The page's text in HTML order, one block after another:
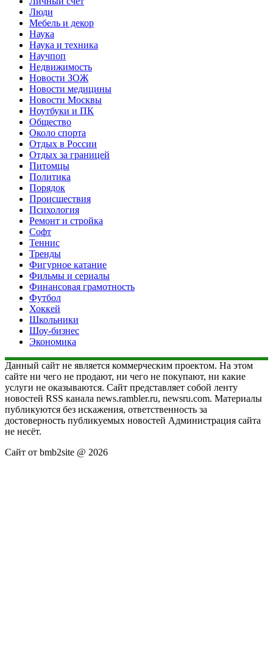
Люди
Мебель и декор
Наука
Наука и техника
Научпоп
Недвижимость
Новости ЗОЖ
Новости медицины
Новости Москвы
Ноутбуки и ПК
Общество
Около спорта
Отдых в России
Отдых за границей
Питомцы
Политика
Порядок
Происшествия
Психология
Ремонт и стройка
Софт
Теннис
Тренды
Фигурное катание
Фильмы и сериалы
Финансовая грамотность
Футбол
Хоккей
Школьники
Шоу-бизнес
Экономика
Данный сайт не является коммерческим проектом. На этом
сайте ни чего не продают, ни чего не покупают, ни какие
услуги не оказываются. Сайт представляет собой ленту
новостей RSS канала news.rambler.ru, newsru.com. Материалы
публикуются без искажения, ответственность за
достоверность публикуемых новостей Администрация сайта
не несёт.
Сайт от bmb2site @ 2026